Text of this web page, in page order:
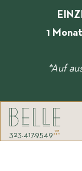
1
*Auf
323.417.9549